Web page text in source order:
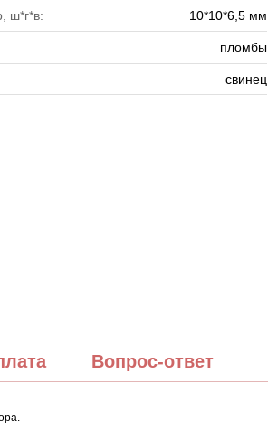
ш*г*в: 10*10*6,5 мм
пломбы
свинец
Вопрос-ответ